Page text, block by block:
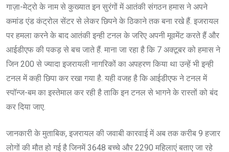
गाज़ा-मेट्रो के नाम से कुख्यात इन सुरंगों में आतंकी संगठन हमास ने अपने
कमांड एंड कंट्रोल सेंटर से लेकर छिपने के ठिकाने तक बना रखे हैं. इजरायल
पर हमला करने के बाद आतंकी इन्ही टनल के जरिए अपनी मूवमेंट करते हैं और
आईडीएफ की पकड़ से बच जाते हैं. माना जा रहा है कि 7 अक्टूबर को हमास ने
जिन 200 से ज्यादा इजरायली नागरिकों का अपहरण किया था उन्हें भी इन्ही
टनल में कही छिपा कर रखा गया है. यही वजह है कि आईडीएफ ने टनल में
स्पॉन्ज-बम का इस्तेमाल कर रही है ताकि इन टनल से भागने के रास्तों को बंद
कर दिया जाए.
जानकारी के मुताबिक, इजरायल की जवाबी कारवाई में अब तक करीब 9 हजार
लोगों की मौत हो गई है जिनमें 3648 बच्चे और 2290 महिलाएं बताए जा रहे